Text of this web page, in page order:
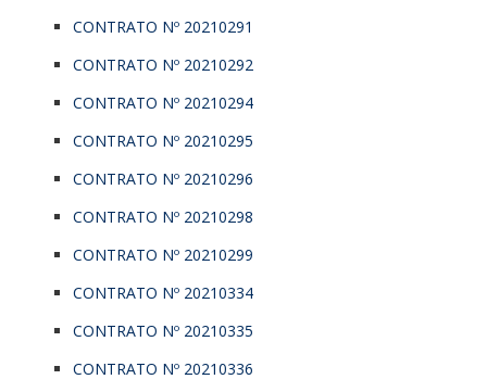
CONTRATO Nº 20210291
CONTRATO Nº 20210292
CONTRATO Nº 20210294
CONTRATO Nº 20210295
CONTRATO Nº 20210296
CONTRATO Nº 20210298
CONTRATO Nº 20210299
CONTRATO Nº 20210334
CONTRATO Nº 20210335
CONTRATO Nº 20210336